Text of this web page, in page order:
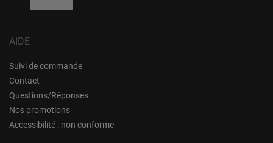
AIDE
Suivi de commande
Contact
Questions/Réponses
Nos promotions
Accessibilité : non conforme